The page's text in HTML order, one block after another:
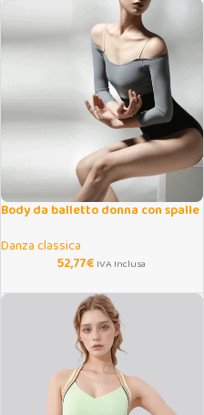
Body da balletto donna con spalle
Danza classica
52,77€ IVA Inclusa